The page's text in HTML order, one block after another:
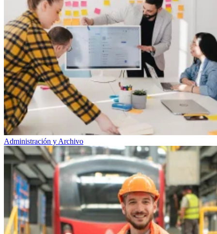
Administración y Archivo